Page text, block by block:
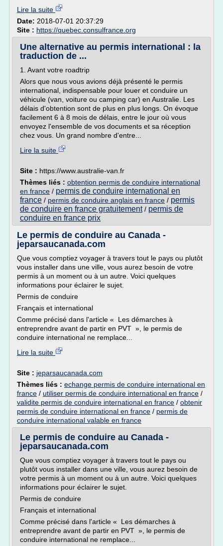
Lire la suite
Date: 2018-07-01 20:37:29
Site : https://quebec.consulfrance.org
Une alternative au permis international : la
traduction de ...
1. Avant votre roadtrip
Alors que nous vous avions déjà présenté le permis
international, indispensable pour louer et conduire un
véhicule (van, voiture ou camping car) en Australie. Les
délais d'obtention sont de plus en plus longs. On évoque
facilement 6 à 8 mois de délais, entre le jour où vous
envoyez l'ensemble de vos documents et sa réception
chez vous. Un grand nombre d'entre...
Lire la suite
Site : https://www.australie-van.fr
Thèmes liés : obtention permis de conduire international
en france / permis de conduire international en
france / permis de conduire anglais en france / permis
de conduire en france gratuitement/ permis de
conduire en france prix
Le permis de conduire au Canada -
jeparsaucanada.com
Que vous comptiez voyager à travers tout le pays ou plutôt
vous installer dans une ville, vous aurez besoin de votre
permis à un moment ou à un autre. Voici quelques
informations pour éclairer le sujet.
Permis de conduire
Français et international
Comme précisé dans l'article « Les démarches à
entreprendre avant de partir en PVT », le permis de
conduire international ne remplace...
Lire la suite
Site : jeparsaucanada.com
Thèmes liés : echange permis de conduire international en
france / utiliser permis de conduire international en france /
validite permis de conduire international en france / obtenir
permis de conduire international en france / permis de
conduire international valable en france
Le permis de conduire au Canada -
jeparsaucanada.com
Que vous comptiez voyager à travers tout le pays ou
plutôt vous installer dans une ville, vous aurez besoin de
votre permis à un moment ou à un autre. Voici quelques
informations pour éclairer le sujet.
Permis de conduire
Français et international
Comme précisé dans l'article « Les démarches à
entreprendre avant de partir en PVT », le permis de
conduire international ne remplace...